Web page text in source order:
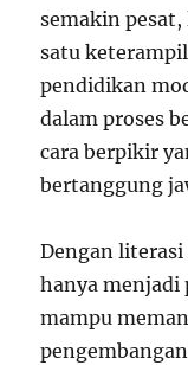
semakin
satu
pendidikan
dalam proses
cara berpikir
bertanggung
Dengan
hanya menjadi
mampu